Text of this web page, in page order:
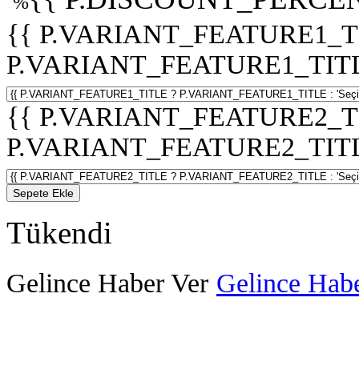
{{
{{
Sepete Ekle
Tükendi
Gelince Haber Ver Gelince